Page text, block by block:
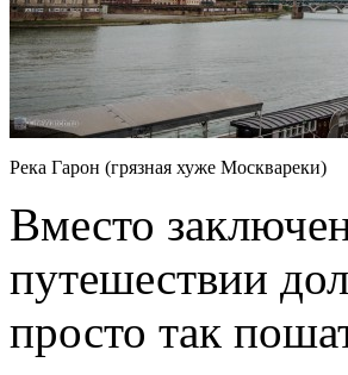
Река Гарон (грязная хуже Москвареки)
Вместо
путешествии
просто так